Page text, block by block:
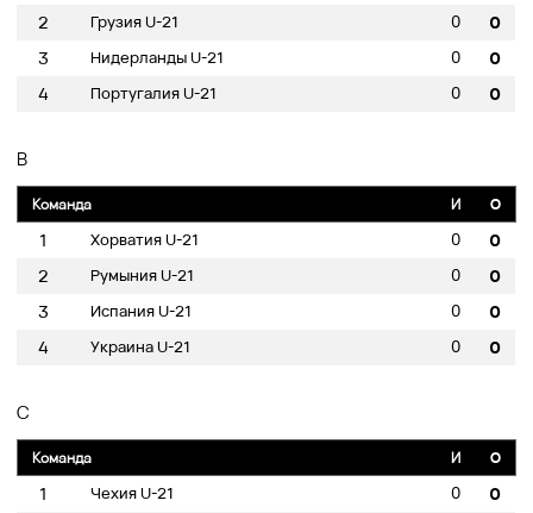
2
Грузия U-21 0
0
3
Нидерланды U-21 0
0
4
Португалия U-21 0 0
B
Команда И O
1 Хорватия U-21 0
0
2
Румыния U-21 0
0
3
Испания U-21 0
0
4
Украина U-21 0 0
C
Команда И O
1 Чехия U-21 0
0